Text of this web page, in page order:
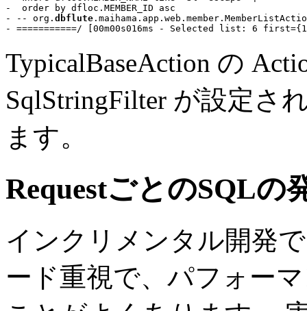
- order by dfloc.MEMBER_ID asc
-
-- org. dbflute
TypicalBaseAction の
SqlStringFilter が設定さ
ます。
RequestごとのSQLの
インクリメンタル開発
ード重視で、パフォー